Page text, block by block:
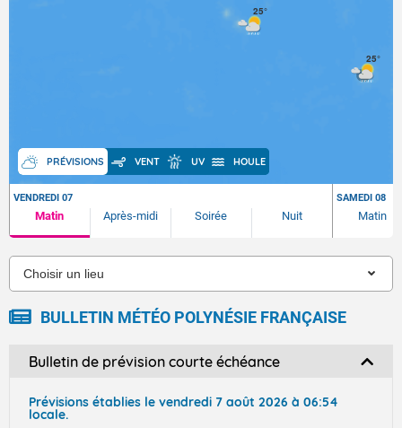
PRÉVISIONS VENT UV HOULE
25°
25°
VENDREDI 07
Matin Après-midi Soirée Nuit
SAMEDI 08
Matin
BULLETIN MÉTÉO POLYNÉSIE FRANÇAISE
Bulletin de prévision courte échéance
Prévisions établies le vendredi 7 août 2026 à 06:54
locale.